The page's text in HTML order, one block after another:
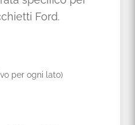
Ford.
per ogni lato)